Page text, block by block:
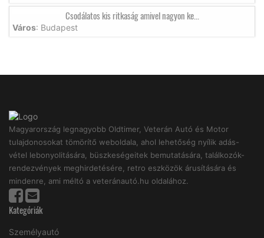
Csodálatos kis ritkaság amivel nagyon ke...
Város: Budapest
Magyarország legnagyobb Oldtimer, Veterán Autó és Motor
tulajdonosokat tömörítő weboldala, ahol lehetőség nyílik adás-
vétel lebonyolitására, büszkeségeitek bemutatására, találkozók-
rendezvények meghirdetésére, retro eszközök árusítására és
mindenre, ami méltó a veteránautó.hu oldalához.
Kategóriák
Személyautó